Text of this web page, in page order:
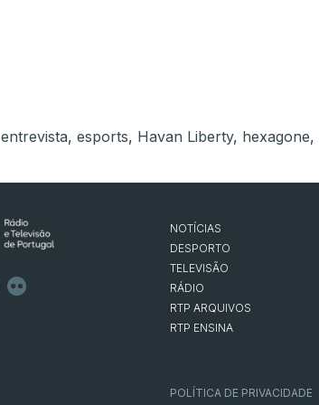
entrevista, esports, Havan Liberty, hexagone,
NOTÍCIAS
DESPORTO
TELEVISÃO
RÁDIO
RTP ARQUIVOS
RTP ENSINA
POLÍTICA DE PRIVACIDADE